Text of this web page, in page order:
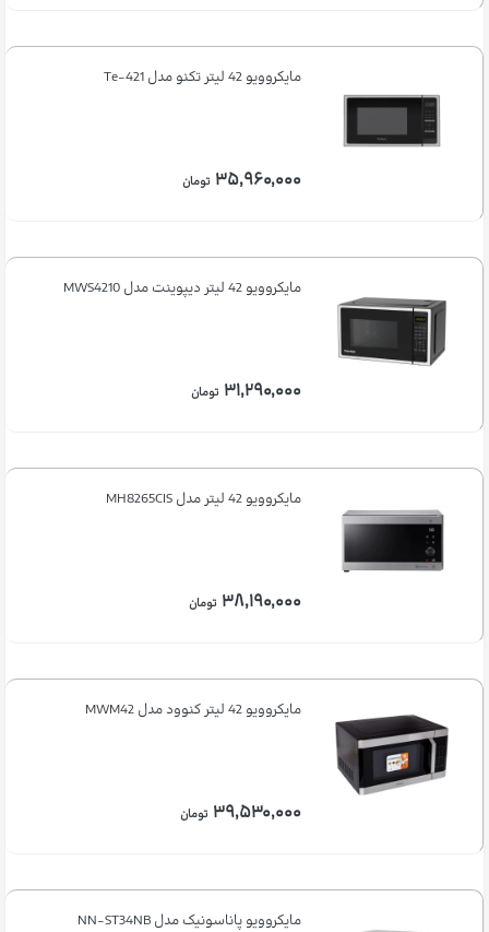
مایکروویو 42 لیتر تکنو مدل Te-421
۳۵,۹۶۰,۰۰۰ تومان
مایکروویو 42 لیتر دیپوینت مدل MWS4210
۳۱,۲۹۰,۰۰۰ تومان
مایکروویو 42 لیتر مدل MH8265CIS
۳۸,۱۹۰,۰۰۰ تومان
مایکروویو 42 لیتر کنوود مدل MWM42
۳۹,۵۳۰,۰۰۰ تومان
مایکروویو پاناسونیک مدل NN-ST34NB